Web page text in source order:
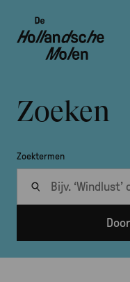
naar
Kruimelpad
Zoeken
Zoektermen